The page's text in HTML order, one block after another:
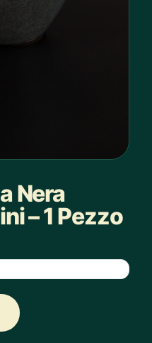
Nera
– 1 Pezzo